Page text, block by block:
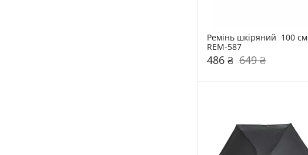
Ремінь шкіряний  100 см
REM-587
486 ₴ 649 ₴